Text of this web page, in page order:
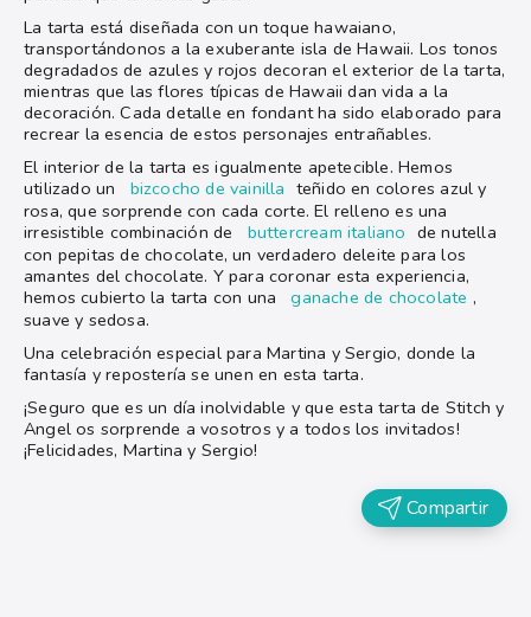
La tarta está diseñada con un toque hawaiano,
transportándonos a la exuberante isla de Hawaii. Los tonos
degradados de azules y rojos decoran el exterior de la tarta,
mientras que las flores típicas de Hawaii dan vida a la
decoración. Cada detalle en fondant ha sido elaborado para
recrear la esencia de estos personajes entrañables.
El interior de la tarta es igualmente apetecible. Hemos
utilizado un
bizcocho de vainilla teñido en colores azul y
rosa, que sorprende con cada corte. El relleno es una
irresistible combinación de
buttercream italiano de nutella
con pepitas de chocolate, un verdadero deleite para los
amantes del chocolate. Y para coronar esta experiencia,
hemos cubierto la tarta con una
ganache de chocolate ,
suave y sedosa.
Una celebración especial para Martina y Sergio, donde la
fantasía y repostería se unen en esta tarta.
¡Seguro que es un día inolvidable y que esta tarta de Stitch y
Angel os sorprende a vosotros y a todos los invitados!
¡Felicidades, Martina y Sergio!
Compartir